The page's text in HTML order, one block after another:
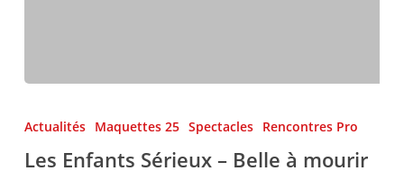
Enfants
–
Actualités Maquettes 25 Spectacles Rencontres Pro
Les Enfants Sérieux – Belle à mourir